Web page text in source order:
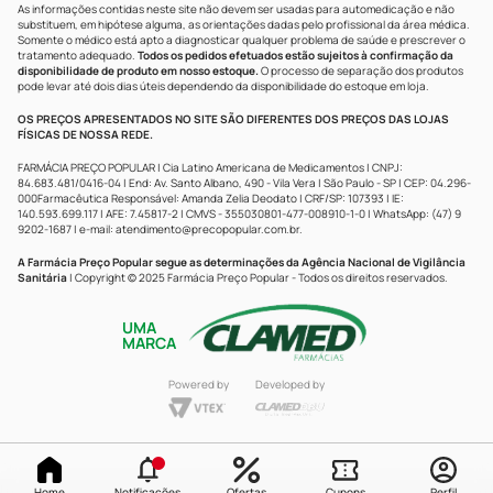
As informações contidas neste site não devem ser usadas para automedicação e não
substituem, em hipótese alguma, as orientações dadas pelo profissional da área médica.
Somente o médico está apto a diagnosticar qualquer problema de saúde e prescrever o
tratamento adequado. Todos os pedidos efetuados estão sujeitos à confirmação da
disponibilidade de produto em nosso estoque.O processo de separação dos produtos
pode levar até dois dias úteis dependendo da disponibilidade do estoque em loja.
OS PREÇOS APRESENTADOS NO SITE SÃO DIFERENTES DOS PREÇOS DAS LOJAS
FÍSICAS DE NOSSA REDE.
FARMÁCIA PREÇO POPULAR | Cia Latino Americana de Medicamentos | CNPJ:
84.683.481/0416-04 | End: Av. Santo Albano, 490 - Vila Vera | São Paulo - SP | CEP: 04.296-
000Farmacêutica Responsável: Amanda Zelia Deodato | CRF/SP: 107393 | IE:
140.593.699.117 | AFE: 7.45817-2 | CMVS - 355030801-477-008910-1-0 | WhatsApp: (47) 9
9202-1687 | e-mail: atendimento@precopopular.com.br.
A Farmácia Preço Popular segue as determinações da Agência Nacional de Vigilância
Sanitária | Copyright © 2025 Farmácia Preço Popular - Todos os direitos reservados.
UMA
MARCA
Powered by Developed by